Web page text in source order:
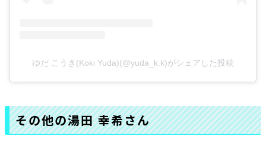
ゆだ こうき(Koki Yuda)(@yuda_k.k)がシェアした投稿
その他の湯田 幸希さん